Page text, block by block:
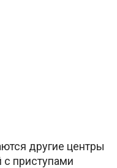
другие центры
приступами